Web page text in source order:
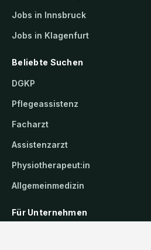
Jobs in Innsbruck
Jobs in Klagenfurt
Beliebte Suchen
DGKP
Pflegeassistenz
Facharzt
Assistenzarzt
Physiotherapeut:in
Allgemeinmedizin
Für Unternehmen